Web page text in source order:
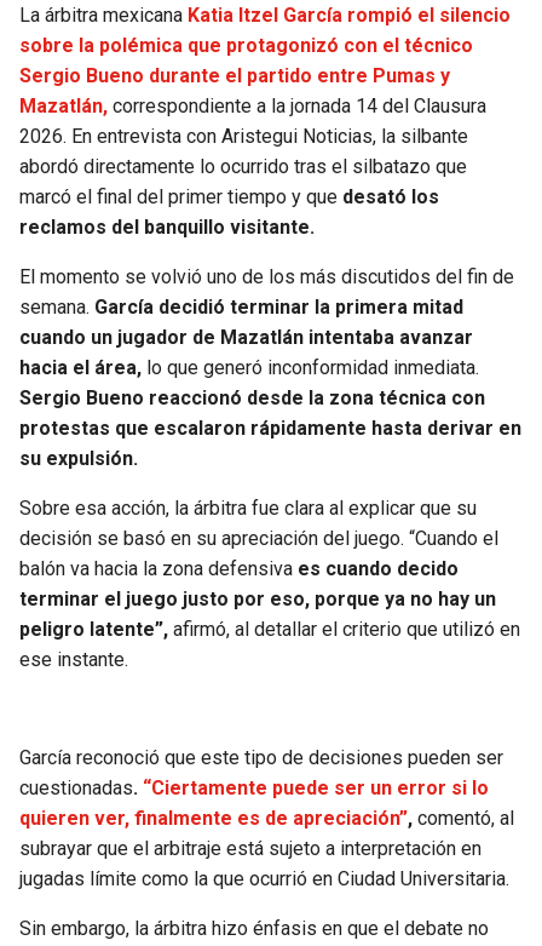
49ERS
SEAHAWKS
PACKERS
VIKINGS
FALCONS
SAINTS
BUCCANEERS
GRIZZLIES
PELICANS
TIMBERWOLVES
THUNDER
TRAIL BLAZERS
La árbitra mexicana Katia Itzel García rompió el silencio
sobre la polémica que protagonizó con el técnico
Sergio Bueno durante el partido entre Pumas y
Mazatlán, correspondiente a la jornada 14 del Clausura
2026. En entrevista con Aristegui Noticias, la silbante
abordó directamente lo ocurrido tras el silbatazo que
marcó el final del primer tiempo y que desató los
reclamos del banquillo visitante.
El momento se volvió uno de los más discutidos del fin de
semana. García decidió terminar la primera mitad
cuando un jugador de Mazatlán intentaba avanzar
hacia el área, lo que generó inconformidad inmediata.
Sergio Bueno reaccionó desde la zona técnica con
protestas que escalaron rápidamente hasta derivar en
su expulsión.
Sobre esa acción, la árbitra fue clara al explicar que su
decisión se basó en su apreciación del juego. “Cuando el
balón va hacia la zona defensiva es cuando decido
terminar el juego justo por eso, porque ya no hay un
peligro latente”, afirmó, al detallar el criterio que utilizó en
ese instante.
García reconoció que este tipo de decisiones pueden ser
cuestionadas. “Ciertamente puede ser un error si lo
quieren ver, finalmente es de apreciación”, comentó, al
subrayar que el arbitraje está sujeto a interpretación en
jugadas límite como la que ocurrió en Ciudad Universitaria.
Sin embargo, la árbitra hizo énfasis en que el debate no